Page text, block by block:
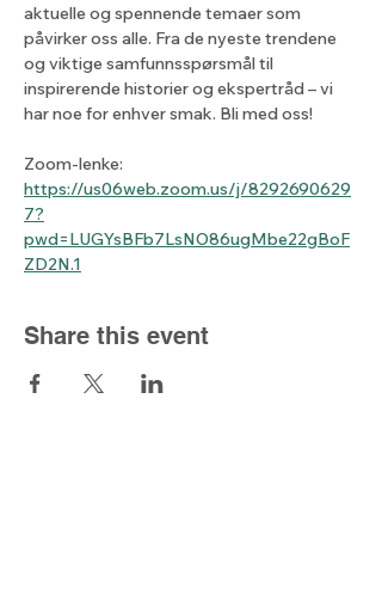
aktuelle og spennende temaer som
påvirker oss alle. Fra de nyeste trendene
og viktige samfunnsspørsmål til
inspirerende historier og ekspertråd – vi
har noe for enhver smak. Bli med oss!
Zoom-lenke:
https://us06web.zoom.us/j/8292690629
7?
pwd=LUGYsBFb7LsNO86ugMbe22gBoF
ZD2N.1
Share this event